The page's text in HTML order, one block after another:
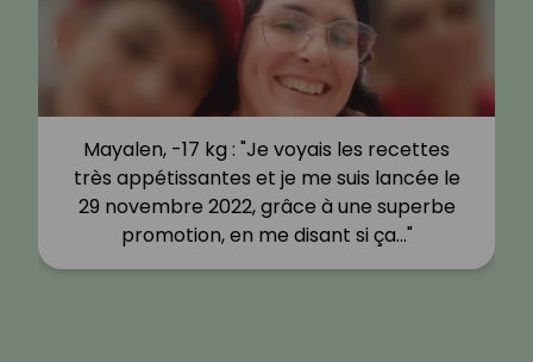
Mayalen, -17 kg : "Je voyais les recettes
très appétissantes et je me suis lancée le
29 novembre 2022, grâce à une superbe
promotion, en me disant si ça…"